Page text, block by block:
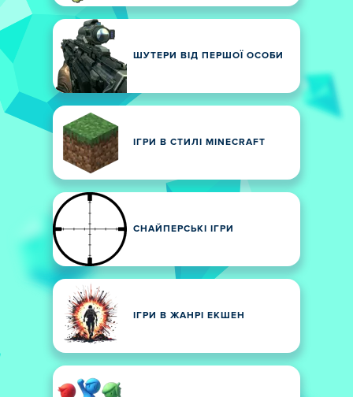
ШУТЕРИ ВІД ПЕРШОЇ ОСОБИ
ІГРИ В СТИЛІ MINECRAFT
СНАЙПЕРСЬКІ ІГРИ
ІГРИ В ЖАНРІ ЕКШЕН